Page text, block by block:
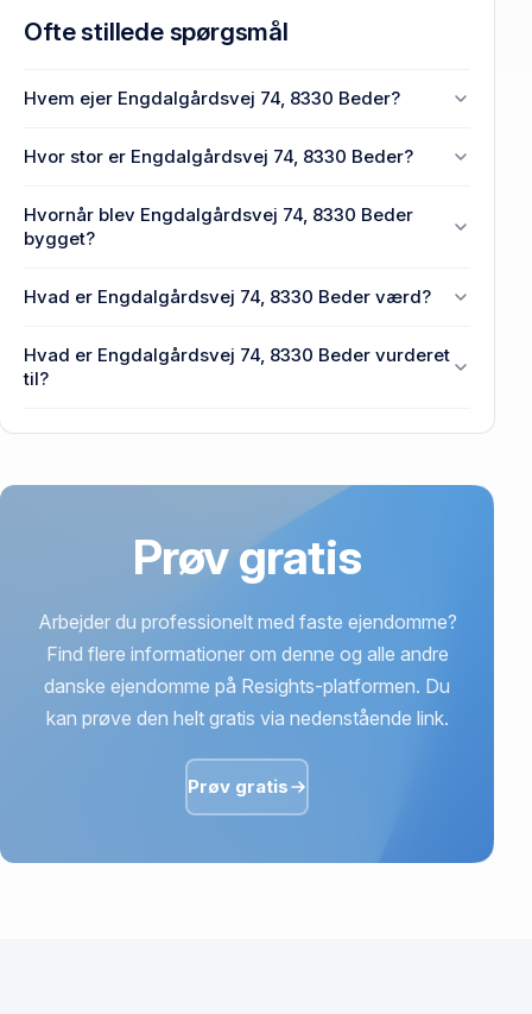
Ofte stillede spørgsmål
Hvem ejer Engdalgårdsvej 74, 8330 Beder?
Hvor stor er Engdalgårdsvej 74, 8330 Beder?
74, 8330 Beder.
Hvornår blev Engdalgårdsvej 74, 8330 Beder
bygget?
Engdalgårdsvej 74, 8330 Beder.
Hvad er Engdalgårdsvej 74, 8330 Beder værd?
Beder senest blev handlet i 2012.
Hvad er Engdalgårdsvej 74, 8330 Beder vurderet
til?
Prøv gratis
Arbejder du professionelt med faste ejendomme?
Find flere informationer om denne og alle andre
danske ejendomme på Resights-platformen. Du
kan prøve den helt gratis via nedenstående link.
Prøv gratis